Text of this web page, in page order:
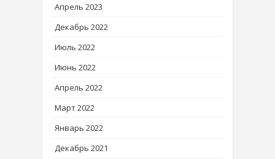
Апрель 2023
Декабрь 2022
Июль 2022
Июнь 2022
Апрель 2022
Март 2022
Январь 2022
Декабрь 2021